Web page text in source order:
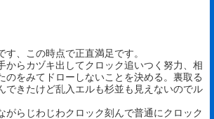
す、この時点で正直満足です。
からカヅキ出してクロック追いつく努力、相
のをみてドローしないことを決める。裏取る
できたけど乱入エルも杉並も見えないのでル
がらじわじわクロック刻んで普通にクロック